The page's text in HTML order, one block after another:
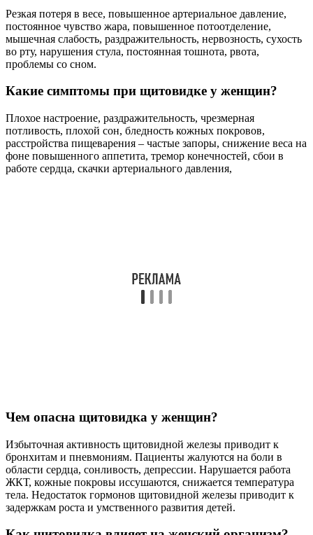
Резкая потеря в весе, повышенное артериальное давление,
постоянное чувство жара, повышенное потоотделение,
мышечная слабость, раздражительность, нервозность, сухость
во рту, нарушения стула, постоянная тошнота, рвота,
проблемы со сном.
Какие симптомы при щитовидке у женщин?
Плохое настроение, раздражительность, чрезмерная
потливость, плохой сон, бледность кожных покровов,
расстройства пищеварения – частые запоры, снижение веса на
фоне повышенного аппетита, тремор конечностей, сбои в
работе сердца, скачки артериального давления,
Чем опасна щитовидка у женщин?
Избыточная активность щитовидной железы приводит к
бронхитам и пневмониям. Пациенты жалуются на боли в
области сердца, сонливость, депрессии. Нарушается работа
ЖКТ, кожные покровы иссушаются, снижается температура
тела. Недостаток гормонов щитовидной железы приводит к
задержкам роста и умственного развития детей.